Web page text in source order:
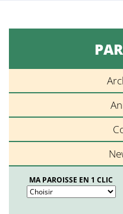
MA PAROISSE EN 1 CLIC